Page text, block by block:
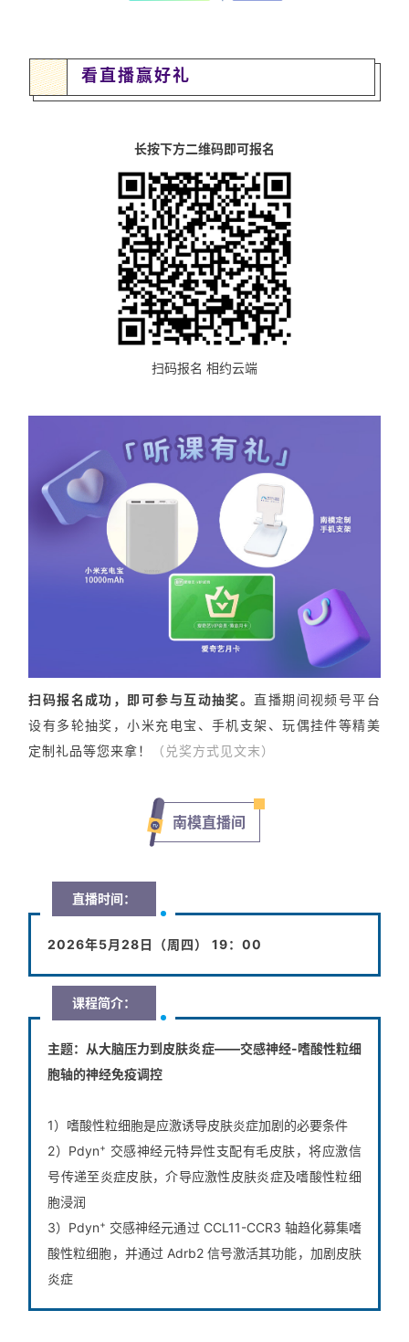
看直播赢好礼
长按下方二维码即可报名
扫码报名 相约云端
扫码报名成功，即可参与互动抽奖。 直播期间视频号平台
设有多轮抽奖，小米充电宝、手机支架、玩偶挂件等精美
定制礼品等您来拿！
（兑奖方式见文末）
南模直播间
直播时间：
2026年5月28日（周四） 19：00
课程简介：
主题： 从大脑压力到皮肤炎症——交感神经-嗜酸性粒细
胞轴的神经免疫调控
1）嗜酸性粒细胞是应激诱导皮肤炎症加剧的必要条件
2）Pdyn+ 交感神经元特异性支配有毛皮肤，将应激信
号传递至炎症皮肤，介导应激性皮肤炎症及嗜酸性粒细
胞浸润
3）Pdyn+ 交感神经元通过 CCL11-CCR3 轴趋化募集嗜
酸性粒细胞，并通过 Adrb2 信号激活其功能，加剧皮肤
炎症